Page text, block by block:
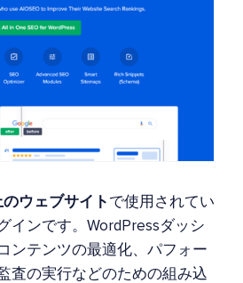
ウェブサイト で使用されてい
インです。WordPressダッシ
ンテンツの最適化、パフォー
査の実行などのための組み込